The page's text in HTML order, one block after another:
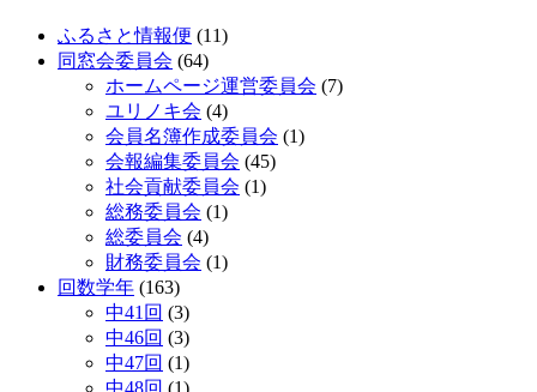
ふるさと情報便 (11)
同窓会委員会 (64)
ホームページ運営委員会 (7)
ユリノキ会 (4)
会員名簿作成委員会 (1)
会報編集委員会 (45)
社会貢献委員会 (1)
総務委員会 (1)
総委員会 (4)
財務委員会 (1)
回数学年 (163)
中41回 (3)
中46回 (3)
中47回 (1)